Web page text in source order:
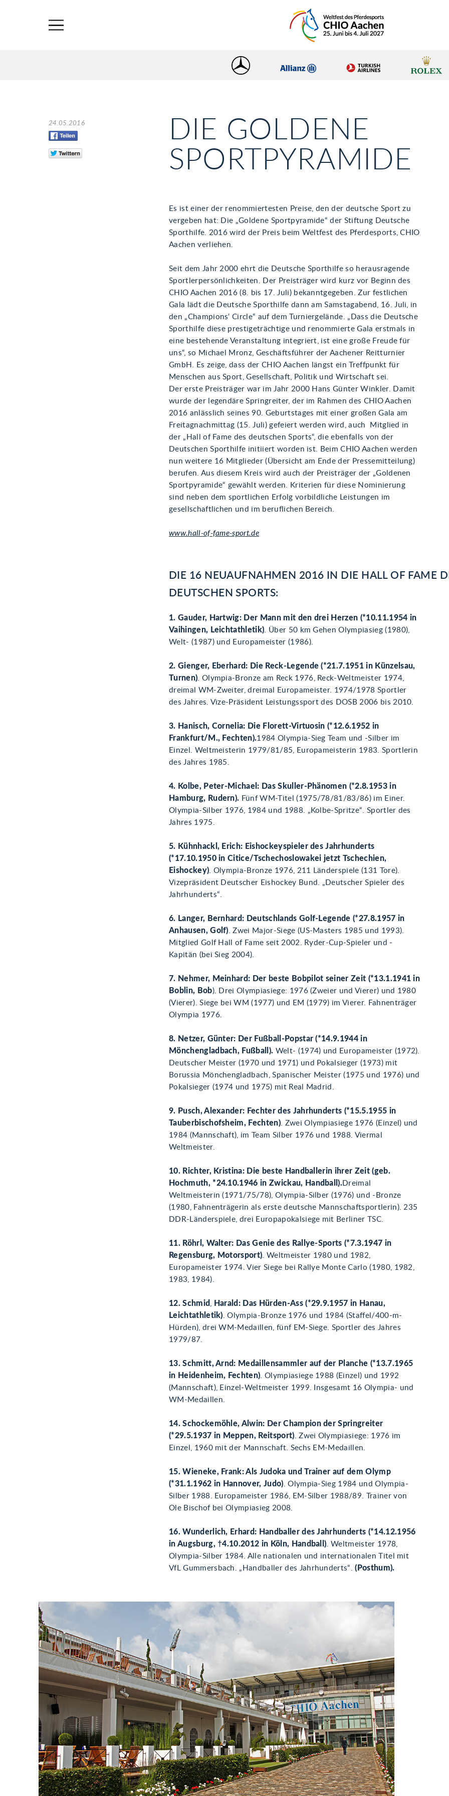
24.05.2016
DIE GOLDENE
SPORTPYRAMIDE
Es ist einer der renommiertesten Preise, den der deutsche Sport zu
vergeben hat: Die „Goldene Sportpyramide“ der Stiftung Deutsche
Sporthilfe. 2016 wird der Preis beim Weltfest des Pferdesports, CHIO
Aachen verliehen.
Seit dem Jahr 2000 ehrt die Deutsche Sporthilfe so herausragende
Sportlerpersönlichkeiten. Der Preisträger wird kurz vor Beginn des
CHIO Aachen 2016 (8. bis 17. Juli) bekanntgegeben. Zur festlichen
Gala lädt die Deutsche Sporthilfe dann am Samstagabend, 16. Juli, in
den „Champions‘ Circle“ auf dem Turniergelände. „Dass die Deutsche
Sporthilfe diese prestigeträchtige und renommierte Gala erstmals in
eine bestehende Veranstaltung integriert, ist eine große Freude für
uns“, so Michael Mronz, Geschäftsführer der Aachener Reitturnier
GmbH. Es zeige, dass der CHIO Aachen längst ein Treffpunkt für
Menschen aus Sport, Gesellschaft, Politik und Wirtschaft sei.
Der erste Preisträger war im Jahr 2000 Hans Günter Winkler. Damit
wurde der legendäre Springreiter, der im Rahmen des CHIO Aachen
2016 anlässlich seines 90. Geburtstages mit einer großen Gala am
Freitagnachmittag (15. Juli) gefeiert werden wird, auch Mitglied in
der „Hall of Fame des deutschen Sports“, die ebenfalls von der
Deutschen Sporthilfe initiiert worden ist. Beim CHIO Aachen werden
nun weitere 16 Mitglieder (Übersicht am Ende der Pressemitteilung)
berufen. Aus diesem Kreis wird auch der Preisträger der „Goldenen
Sportpyramide“ gewählt werden. Kriterien für diese Nominierung
sind neben dem sportlichen Erfolg vorbildliche Leistungen im
gesellschaftlichen und im beruflichen Bereich.
www.hall-of-fame-sport.de
DIE 16 NEUAUFNAHMEN 2016 IN DIE HALL OF FAME
DEUTSCHEN SPORTS:
1. Gauder, Hartwig: Der Mann mit den drei Herzen (*10.11.1954 in
Vaihingen, Leichtathletik) . Über 50 km Gehen Olympiasieg (1980),
Welt- (1987) und Europameister (1986).
2. Gienger, Eberhard: Die Reck-Legende (*21.7.1951 in Künzelsau,
Turnen) . Olympia-Bronze am Reck 1976, Reck-Weltmeister 1974,
dreimal WM-Zweiter, dreimal Europameister. 1974/1978 Sportler
des Jahres. Vize-Präsident Leistungssport des DOSB 2006 bis 2010.
3. Hanisch, Cornelia: Die Florett-Virtuosin (*12.6.1952 in
Frankfurt/M., Fechten).1984 Olympia-Sieg Team und -Silber im
Einzel. Weltmeisterin 1979/81/85, Europameisterin 1983. Sportlerin
des Jahres 1985.
4. Kolbe, Peter-Michael: Das Skuller-Phänomen (*2.8.1953 in
Hamburg, Rudern). Fünf WM-Titel (1975/78/81/83/86) im Einer.
Olympia-Silber 1976, 1984 und 1988. „Kolbe-Spritze“. Sportler des
Jahres 1975.
5. Kühnhackl, Erich: Eishockeyspieler des Jahrhunderts
(*17.10.1950 in Citice/Tschechoslowakei jetzt Tschechien,
Eishockey) . Olympia-Bronze 1976, 211 Länderspiele (131 Tore).
Vizepräsident Deutscher Eishockey Bund. „Deutscher Spieler des
Jahrhunderts“.
6. Langer, Bernhard: Deutschlands Golf-Legende (*27.8.1957 in
Anhausen, Golf) . Zwei Major-Siege (US-Masters 1985 und 1993).
Mitglied Golf Hall of Fame seit 2002. Ryder-Cup-Spieler und -
Kapitän (bei Sieg 2004).
7. Nehmer, Meinhard: Der beste Bobpilot seiner Zeit (*13.1.1941 in
Boblin, Bob). Drei Olympiasiege: 1976 (Zweier und Vierer) und 1980
(Vierer). Siege bei WM (1977) und EM (1979) im Vierer. Fahnenträger
Olympia 1976.
8. Netzer, Günter: Der Fußball-Popstar (*14.9.1944 in
Mönchengladbach, Fußball). Welt- (1974) und Europameister (1972).
Deutscher Meister (1970 und 1971) und Pokalsieger (1973) mit
Borussia Mönchengladbach, Spanischer Meister (1975 und 1976) und
Pokalsieger (1974 und 1975) mit Real Madrid.
9. Pusch, Alexander: Fechter des Jahrhunderts (*15.5.1955 in
Tauberbischofsheim, Fechten). Zwei Olympiasiege 1976 (Einzel) und
1984 (Mannschaft), im Team Silber 1976 und 1988. Viermal
Weltmeister.
10. Richter, Kristina: Die beste Handballerin ihrer Zeit (geb.
Hochmuth, *24.10.1946 in Zwickau, Handball).Dreimal
Weltmeisterin (1971/75/78), Olympia-Silber (1976) und -Bronze
(1980, Fahnenträgerin als erste deutsche Mannschaftsportlerin). 235
DDR-Länderspiele, drei Europapokalsiege mit Berliner TSC.
11. Röhrl, Walter: Das Genie des Rallye-Sports (*7.3.1947 in
Regensburg, Motorsport) . Weltmeister 1980 und 1982,
Europameister 1974. Vier Siege bei Rallye Monte Carlo (1980, 1982,
1983, 1984).
12. Schmid
Harald: Das Hürden-Ass (*29.9.1957 in Hanau,
Leichtathletik) . Olympia-Bronze 1976 und 1984 (Staffel/400-m-
Hürden), drei WM-Medaillen, fünf EM-Siege. Sportler des Jahres
1979/87.
13. Schmitt, Arnd: Medaillensammler auf der Planche (*13.7.1965
in Heidenheim, Fechten) . Olympiasiege 1988 (Einzel) und 1992
(Mannschaft), Einzel-Weltmeister 1999. Insgesamt 16 Olympia- und
WM-Medaillen.
14. Schockemöhle, Alwin: Der Champion der Springreiter
(*29.5.1937 in Meppen, Reitsport) . Zwei Olympiasiege: 1976 im
Einzel, 1960 mit der Mannschaft. Sechs EM-Medaillen.
15. Wieneke, Frank: Als Judoka und Trainer auf dem Olymp
(*31.1.1962 in Hannover, Judo) . Olympia-Sieg 1984 und Olympia-
Silber 1988. Europameister 1986, EM-Silber 1988/89. Trainer von
Ole Bischof bei Olympiasieg 2008.
16. Wunderlich, Erhard: Handballer des Jahrhunderts (*14.12.1956
in Augsburg, †4.10.2012 in Köln, Handball) . Weltmeister 1978,
Olympia-Silber 1984. Alle nationalen und internationalen Titel mit
VfL Gummersbach. „Handballer des Jahrhunderts“.(Posthum).